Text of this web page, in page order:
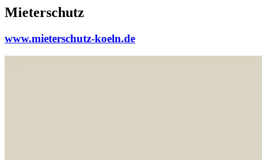
Mieterschutz
www.mieterschutz-koeln.de